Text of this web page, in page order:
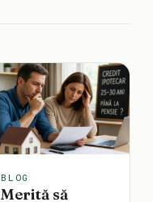
BLOG
Merită să